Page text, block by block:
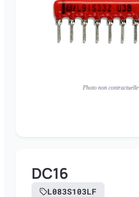
Photo non contractuelle
DC16
L083S103LF